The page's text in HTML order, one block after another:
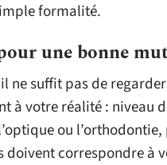
formalité.
une bonne
ne suffit pas de
à votre réalité : niveau
ou
doivent correspondre à